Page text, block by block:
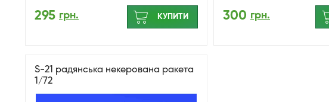
295 грн. КУПИТИ 300 грн.
S-21 радянська некерована ракета
1/72